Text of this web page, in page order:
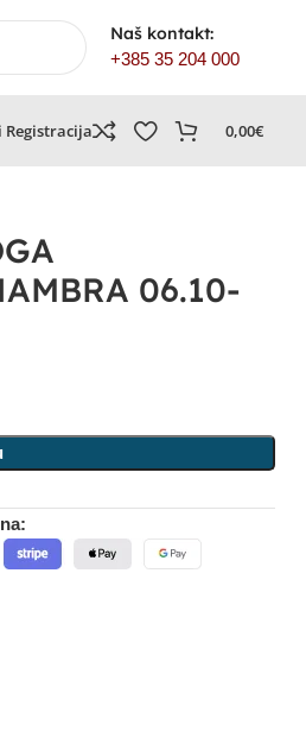
Naš kontakt:
+385 35 204 000
0,00€
06.10-